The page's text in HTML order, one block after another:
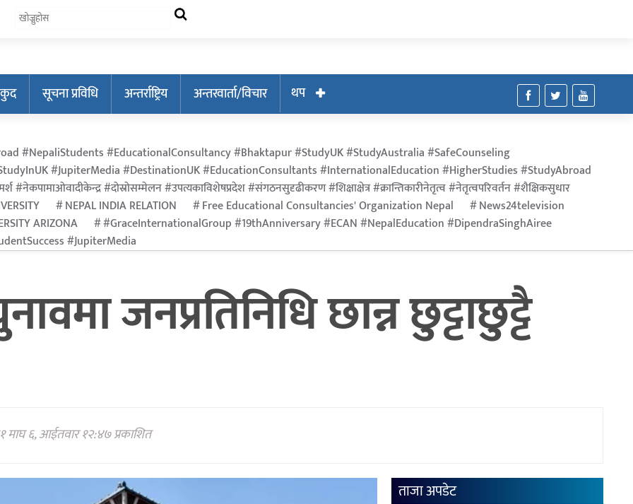
सूचना प्रविधि अन्तर्राष्ट्रिय अन्तरवार्ता/विचार
थप
#NepaliStudents #EducationalConsultancy #Bhaktapur #StudyUK #StudyAustralia #SafeCounseling
#JupiterMedia #DestinationUK #EducationConsultants #InternationalEducation #HigherStudies #StudyAbroad
#नेकपामाओवादीकेन्द्र #दोस्रोसम्मेलन #उपत्यकाविशेषप्रदेश #संगठनसुदृढीकरण #शिक्षाक्षेत्र #क्रान्तिकारीनेतृत्व #नेतृत्वपरिवर्तन #शैक्षिकसुधार
NEPAL INDIA RELATION Free Educational Consultancies' Organization Nepal
News24television
ARIZONA
#GraceInternationalGroup #19thAnniversary #ECAN #NepalEducation #DipendraSinghAiree
#JupiterMedia
जनप्रतिनिधि छान्न छुट्टाछुट्टै
माघ ६, आईतवार १२:४७ प्रकाशित
ताजा अपडेट